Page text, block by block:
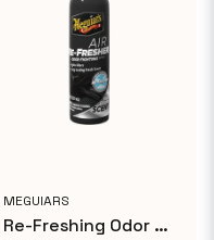
MEGUIARS
Re-Freshing Odor Fighting Spray Black Chrome